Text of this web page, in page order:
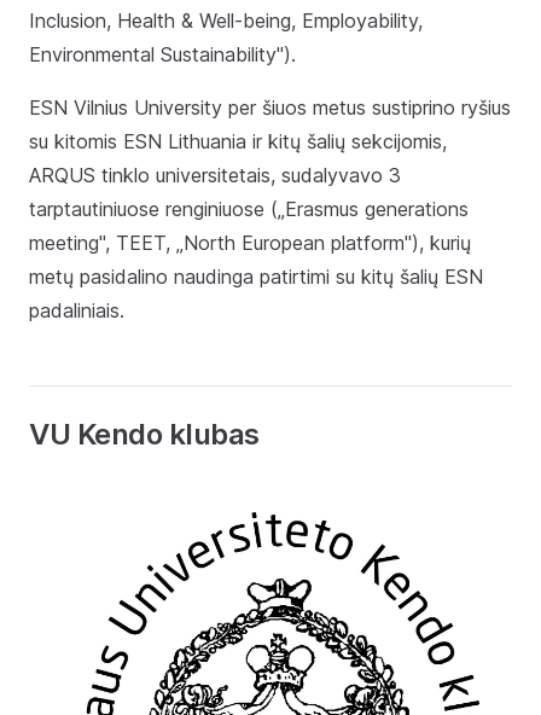
Inclusion, Health & Well-being, Employability,
Environmental Sustainability").
ESN Vilnius University per šiuos metus sustiprino ryšius
su kitomis ESN Lithuania ir kitų šalių sekcijomis,
ARQUS tinklo universitetais, sudalyvavo 3
tarptautiniuose renginiuose („Erasmus generations
meeting", TEET, „North European platform"), kurių
metų pasidalino naudinga patirtimi su kitų šalių ESN
padaliniais.
VU Kendo klubas